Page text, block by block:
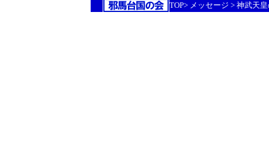
TOP> メッセージ > 神武天